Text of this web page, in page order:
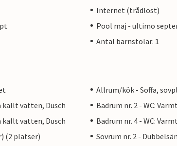
Internet (trådlöst)
Pool maj - ultimo
Antal barnstolar: 1
Allrum/kök - Soffa,
kallt vatten, Dusch
Badrum nr. 2 - WC:
kallt vatten, Dusch
Badrum nr. 4 - WC:
(2 platser)
Sovrum nr. 2 -